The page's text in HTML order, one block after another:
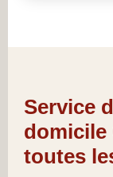
Service
domicile
toutes